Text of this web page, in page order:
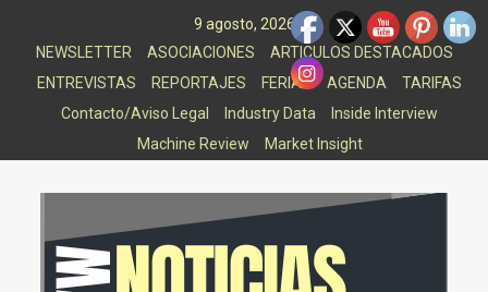
9 agosto, 2026
NEWSLETTER
ASOCIACIONES
ARTICULOS DESTACADOS
ENTREVISTAS
REPORTAJES FERIAS AGENDA
TARIFAS
Contacto/Aviso Legal
Industry Data
Inside Interview
Machine Review
Market Insight